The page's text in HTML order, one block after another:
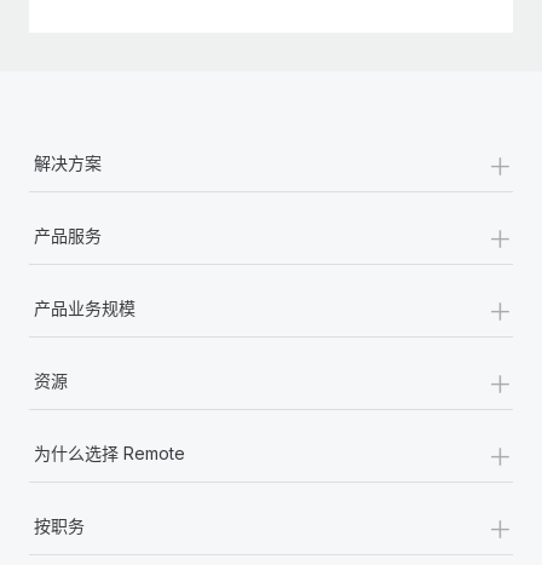
解决方案 +
产品服务 +
产品业务规模 +
资源 +
为什么选择 Remote +
按职务 +